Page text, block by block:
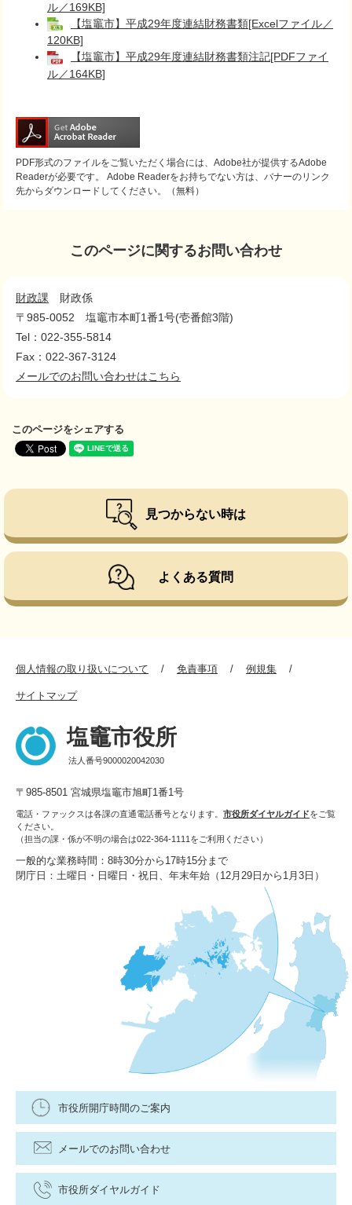
ル／169KB]
【塩竈市】平成29年度連結財務書類[Excelファイル／
120KB]
【塩竈市】平成29年度連結財務書類注記[PDFファイ
ル／164KB]
PDF形式のファイルをご覧いただく場合には、Adobe社が提供するAdobe
Readerが必要です。
Adobe Readerをお持ちでない方は、バナーのリンク
先からダウンロードしてください。（無料）
このページに関するお問い合わせ
財政課
財政係
〒985-0052
塩竈市本町1番1号(壱番館3階)
Tel：022-355-5814
Fax：022-367-3124
メールでのお問い合わせはこちら
このページをシェアする
見つからない時は
よくある質問
個人情報の取り扱いについて 免責事項 例規集
サイトマップ
塩竈市役所
法人番号9000020042030
〒985-8501 宮城県塩竈市旭町1番1号
電話・ファックスは各課の直通電話番号となります。 市役所ダイヤルガイドをご覧
ください。
（担当の課・係が不明の場合は022-364-1111をご利用ください）
一般的な業務時間：8時30分から17時15分まで
閉庁日：土曜日・日曜日・祝日、年末年始（12月29日から1月3日）
市役所開庁時間のご案内
メールでのお問い合わせ
市役所ダイヤルガイド